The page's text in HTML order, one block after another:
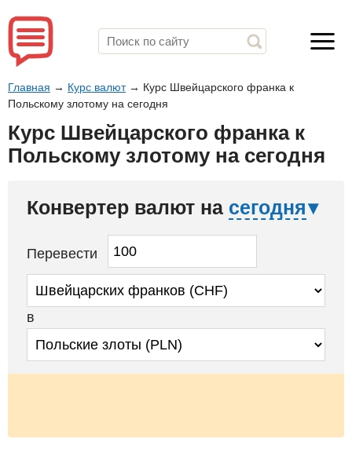
Главная → Курс валют→ Курс Швейцарского франка к
Польскому злотому на сегодня
Курс Швейцарского франка к
Польскому злотому на сегодня
Конвертер валют на сегодня
Перевести
в